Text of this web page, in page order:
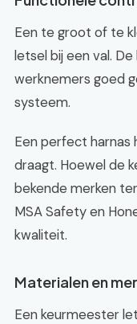
Een te groot of te
letsel bij een val.
werknemers goed
systeem.
Een perfect harnas
draagt. Hoewel de
bekende merken
MSA Safety en
kwaliteit.
Materialen en
Een keurmeester